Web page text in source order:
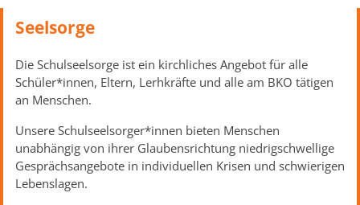
Seelsorge
Die Schulseelsorge ist ein kirchliches Angebot für alle
Schüler*innen, Eltern, Lerhkräfte und alle am BKO tätigen
an Menschen.
Unsere Schulseelsorger*innen bieten Menschen
unabhängig von ihrer Glaubensrichtung niedrigschwellige
Gesprächsangebote in individuellen Krisen und schwierigen
Lebenslagen.